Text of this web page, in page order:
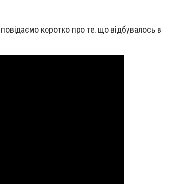
коротко про те, що відбувалось в